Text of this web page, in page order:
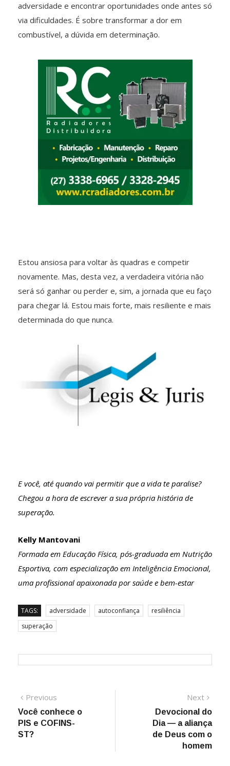
adversidade e encontrar oportunidades onde antes só
via dificuldades. É sobre transformar a dor em
combustível, a dúvida em determinação.
Estou ansiosa para voltar às quadras e competir
novamente. Mas, desta vez, a verdadeira vitória não
será só ganhar ou perder e, sim, a jornada que eu faço
para chegar lá. Estou mais forte, mais resiliente e mais
determinada do que nunca.
E você, até quando vai permitir que a vida te paralise?
Chegou a hora de escrever a sua própria história de
superação.
Kelly Mantovani
Formada em Educação Física, pós-graduada em Nutrição
Esportiva, com especialização em Inteligência Emocional,
uma profissional apaixonada por saúde e bem-estar
TAGS: adversidade autoconfiança
resiliência
superação
Navegação
de
Post
Previous
post:
Você conhece o
PIS e COFINS-
ST?
Next
post:
Devocional do
Dia — a aliança
de Deus com o
homem